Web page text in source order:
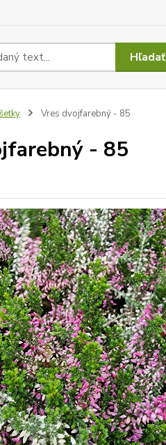
Hľadať
Vres dvojfarebný - 85
- 85